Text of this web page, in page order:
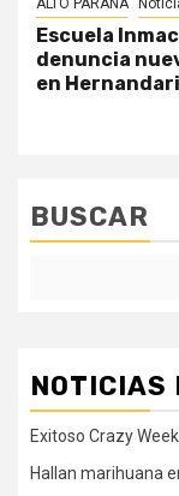
Escuela
denuncia
en
BUSCAR
NOTICIAS
Exitoso Crazy
Hallan marihuana